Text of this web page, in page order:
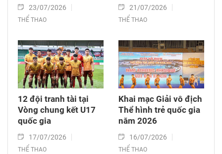
23/07/2026
THỂ THAO
21/07/2026
THỂ THAO
12 đội tranh tài tại
Vòng chung kết U17
quốc gia
17/07/2026
THỂ THAO
Khai mạc Giải vô địch
Thể hình trẻ quốc gia
năm 2026
16/07/2026
THỂ THAO